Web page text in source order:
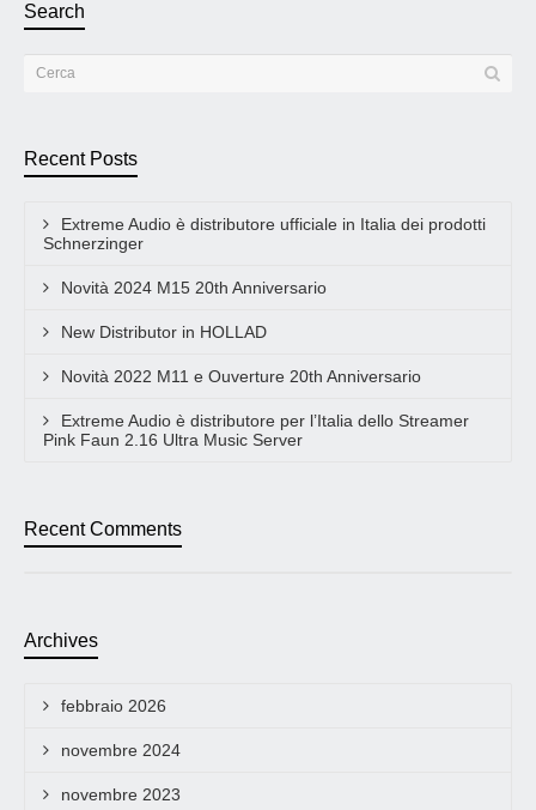
Search
Recent Posts
Extreme Audio è distributore ufficiale in Italia dei prodotti
Schnerzinger
Novità 2024 M15 20th Anniversario
New Distributor in HOLLAD
Novità 2022 M11 e Ouverture 20th Anniversario
Extreme Audio è distributore per l’Italia dello Streamer
Pink Faun 2.16 Ultra Music Server
Recent Comments
Archives
febbraio 2026
novembre 2024
novembre 2023